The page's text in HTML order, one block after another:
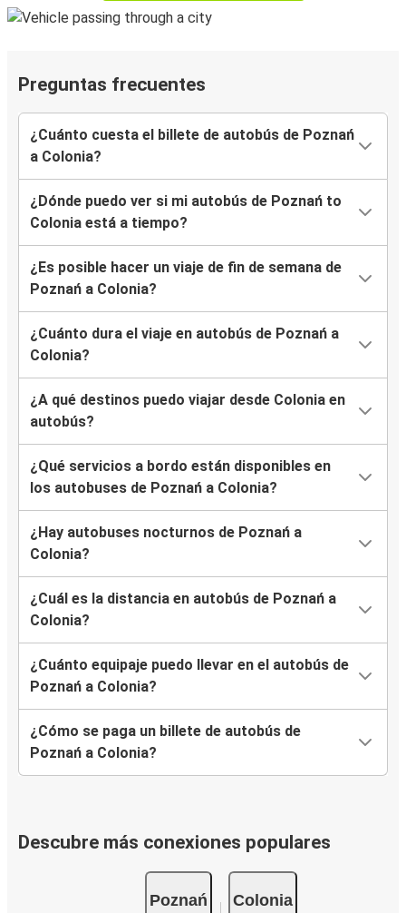
Preguntas frecuentes
¿Cuánto cuesta el billete de autobús de Poznań
a Colonia?
¿Dónde puedo ver si mi autobús de Poznań to
Colonia está a tiempo?
¿Es posible hacer un viaje de fin de semana de
Poznań a Colonia?
¿Cuánto dura el viaje en autobús de Poznań a
Colonia?
¿A qué destinos puedo viajar desde Colonia en
autobús?
¿Qué servicios a bordo están disponibles en
los autobuses de Poznań a Colonia?
¿Hay autobuses nocturnos de Poznań a
Colonia?
¿Cuál es la distancia en autobús de Poznań a
Colonia?
¿Cuánto equipaje puedo llevar en el autobús de
Poznań a Colonia?
¿Cómo se paga un billete de autobús de
Poznań a Colonia?
Descubre más conexiones populares
Poznań Colonia